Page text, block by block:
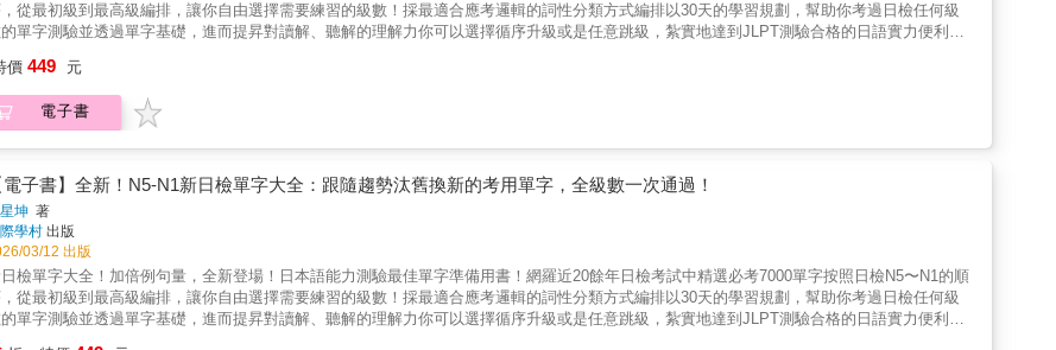
從最初級到最高級編排，讓你自由選擇需要練習的級數！採最適合應考邏輯的詞性分類方式編排以30天的學習規劃，幫助你考過日檢任何級
單字測驗並透過單字基礎，進而提昇對讀解、聽解的理解力你可以選擇循序升級或是任意跳級，紮實地達到JLPT測驗合格的日語實力便利QR
價 449 元
電子書
電子書】全新！N5-N1新日檢單字大全：跟隨趨勢汰舊換新的考用單字，全級數一次通過！
坤 著
學村 出版
03/12 出版
檢單字大全！加倍例句量，全新登場！日本語能力測驗最佳單字準備用書！網羅近20餘年日檢考試中精選必考7000單字按照日檢N5〜N1的順
從最初級到最高級編排，讓你自由選擇需要練習的級數！採最適合應考邏輯的詞性分類方式編排以30天的學習規劃，幫助你考過日檢任何級
單字測驗並透過單字基礎，進而提昇對讀解、聽解的理解力你可以選擇循序升級或是任意跳級，紮實地達到JLPT測驗合格的日語實力便利QR